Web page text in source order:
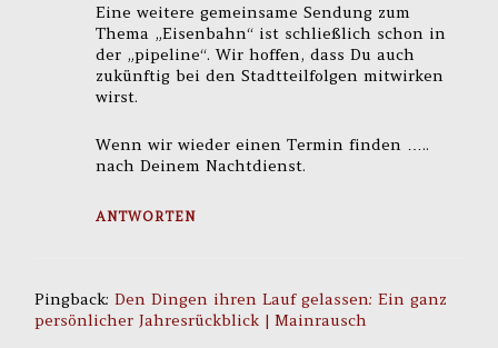
Eine weitere gemeinsame Sendung zum
Thema „Eisenbahn“ ist schließlich schon in
der „pipeline“. Wir hoffen, dass Du auch
zukünftig bei den Stadtteilfolgen mitwirken
wirst.
Wenn wir wieder einen Termin finden …..
nach Deinem Nachtdienst.
ANTWORTEN
Pingback:Den Dingen ihren Lauf gelassen: Ein ganz
persönlicher Jahresrückblick | Mainrausch